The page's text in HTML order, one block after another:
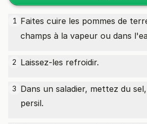
1 Faites cuire les pommes de
champs à la vapeur ou dans
2 Laissez-les refroidir.
3 Dans un saladier, mettez du
persil.